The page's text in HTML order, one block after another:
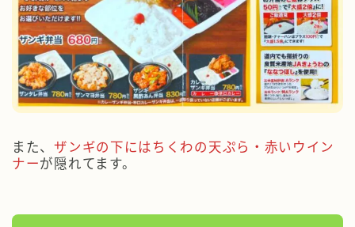
また、ザンギの下にはちくわの天ぷら・赤いウイン
ナーが隠れてます。